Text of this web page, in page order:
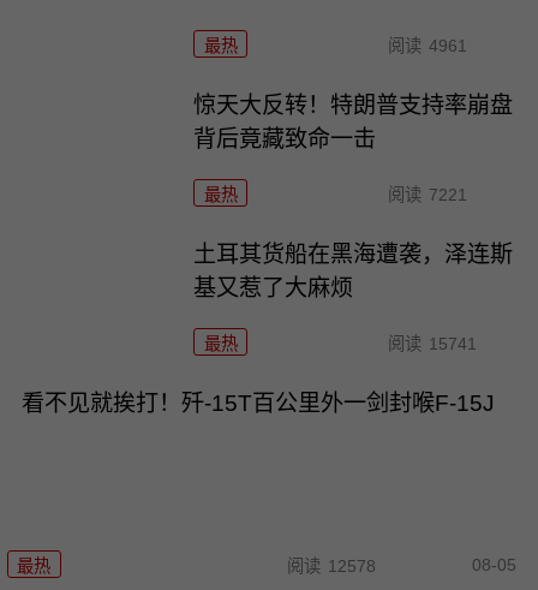
最热 阅读 4961
惊天大反转！特朗普支持率崩盘
背后竟藏致命一击
最热 阅读 7221
土耳其货船在黑海遭袭，泽连斯
基又惹了大麻烦
最热 阅读 15741
看不见就挨打！歼-15T百公里外一剑封喉F-15J
最热 阅读 12578 08-05